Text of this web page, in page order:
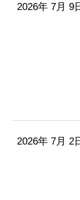
2026年 7月 9
2026年 7月 2